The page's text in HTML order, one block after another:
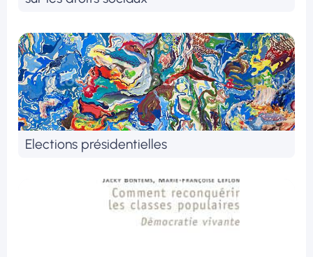
Elections présidentielles